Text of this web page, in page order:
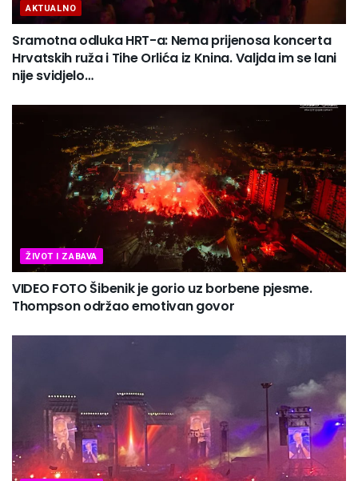
AKTUALNO
Sramotna odluka HRT-a: Nema prijenosa koncerta
Hrvatskih ruža i Tihe Orlića iz Knina. Valjda im se lani
nije svidjelo…
ŽIVOT I ZABAVA
VIDEO FOTO Šibenik je gorio uz borbene pjesme.
Thompson održao emotivan govor